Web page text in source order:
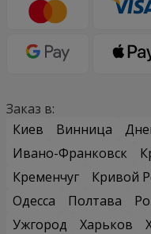
Заказ в:
Киев
Винница
Ивано-Франковск
Кременчуг
Кривой
Одесса
Полтава
Ужгород
Харьков